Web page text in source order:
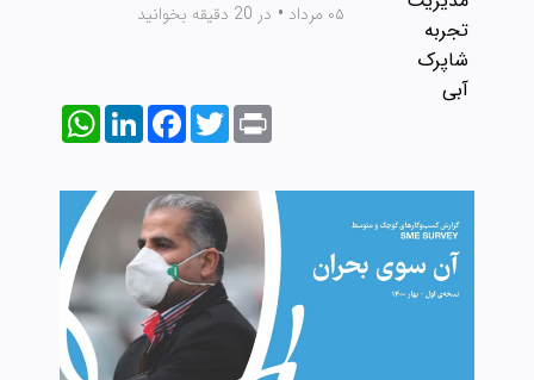
• در 20 دقیقه بخوانید
WhatsAppLinkedIn
FacebookTwitterPrint